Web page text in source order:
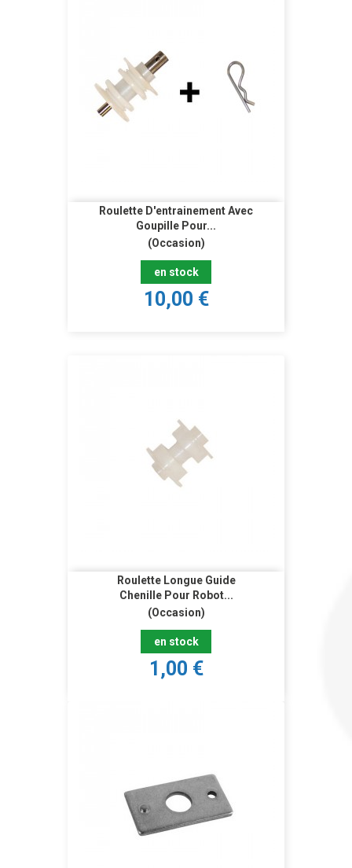
Roulette D'entrainement Avec
Goupille Pour...
(Occasion)
en stock
10,00 €
Roulette Longue Guide
Chenille Pour Robot...
(Occasion)
en stock
1,00 €